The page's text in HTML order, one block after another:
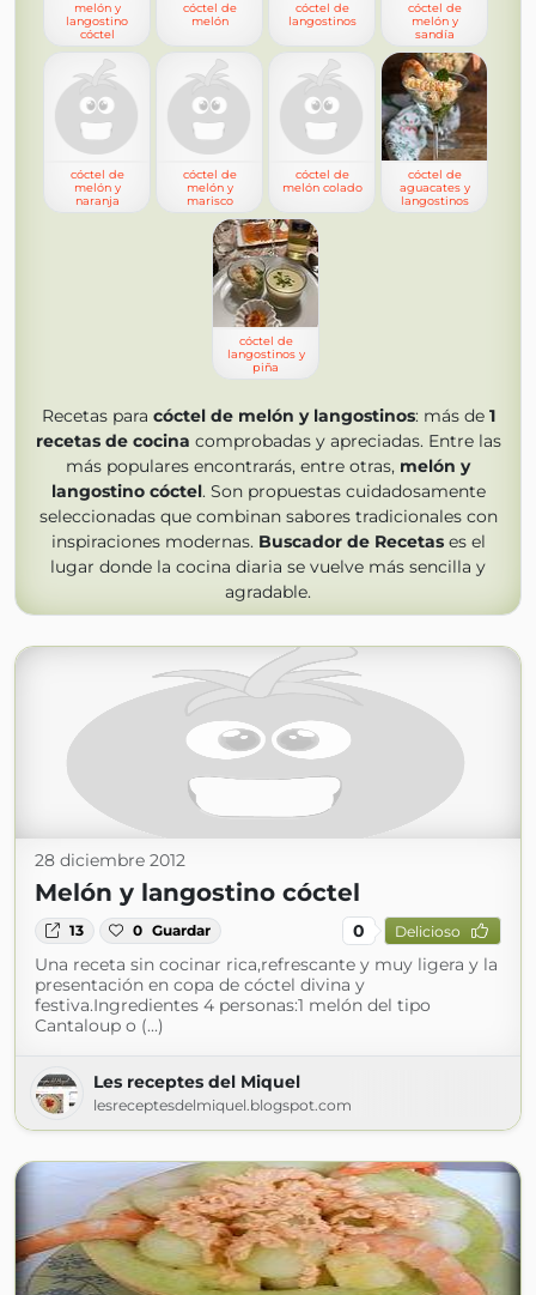
melón y
langostino
cóctel
cóctel de
melón
cóctel de
langostinos
cóctel de
melón y
sandía
cóctel de
melón y
naranja
cóctel de
melón y
marisco
cóctel de
melón colado
cóctel de
aguacates y
langostinos
cóctel de
langostinos y
piña
Recetas para cóctel de melón y langostinos: más de 1
recetas de cocina comprobadas y apreciadas. Entre las
más populares encontrarás, entre otras, melón y
langostino cóctel. Son propuestas cuidadosamente
seleccionadas que combinan sabores tradicionales con
inspiraciones modernas. Buscador de Recetases el
lugar donde la cocina diaria se vuelve más sencilla y
agradable.
28 diciembre 2012
Melón y langostino cóctel
13 0 Guardar 0 Delicioso
Una receta sin cocinar rica,refrescante y muy ligera y la
presentación en copa de cóctel divina y
festiva.Ingredientes 4 personas:1 melón del tipo
Cantaloup o (...)
Les receptes del Miquel
lesreceptesdelmiquel.blogspot.com